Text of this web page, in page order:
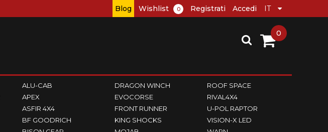
Blog Wishlist 0 Registrati Accedi
ALU-CAB
APEX
ASFIR 4X4
BF GOODRICH
DRAGON WINCH
EVOCORSE
FRONT RUNNER
KING SHOCKS
ROOF SPACE
RIVAL4X4
U-POL RAPTOR
VISION-X LED
0